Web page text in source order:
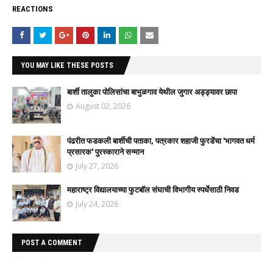
REACTIONS
YOU MAY LIKE THESE POSTS
बार्शी तालुका पोलिसांचा बाभुळगाव येथील जुगार अड्ड्यावर छापा
August 02, 2026
पंढरीत फडकली बार्शीची पताका, पत्रकार शहाजी फुरडेंचा 'भागवत धर्म
प्रसारक' पुरस्काराने सन्मान
July 27, 2026
महाराष्ट्र विद्यालयाच्या फुटबॉल संघाची विभागीय स्पर्धेसाठी निवड
July 24, 2026
POST A COMMENT